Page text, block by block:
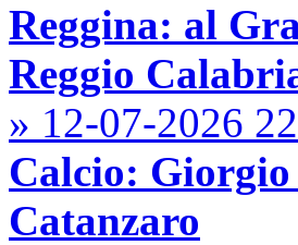
Reggina: al
Reggio
» 12-07-2026
Calcio:
Catanzaro